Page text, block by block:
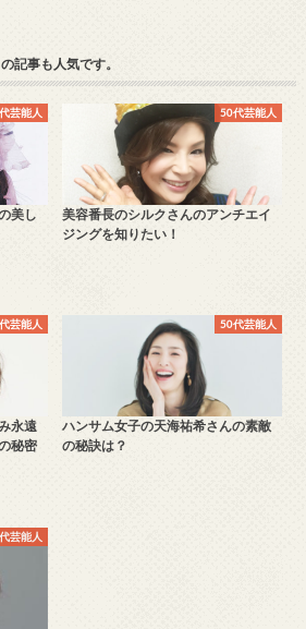
記事も人気です。
芸能人
美し
50代芸能人
美容番長のシルクさんのアンチエイ
ジングを知りたい！
芸能人
永遠
秘密
50代芸能人
ハンサム女子の天海祐希さんの素敵
の秘訣は？
芸能人